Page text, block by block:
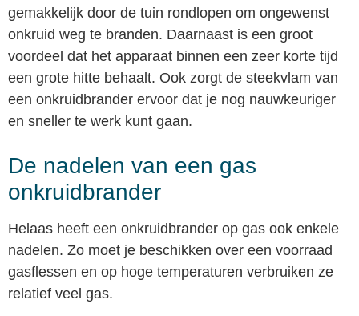
gemakkelijk door de tuin rondlopen om ongewenst
onkruid weg te branden. Daarnaast is een groot
voordeel dat het apparaat binnen een zeer korte tijd
een grote hitte behaalt. Ook zorgt de steekvlam van
een onkruidbrander ervoor dat je nog nauwkeuriger
en sneller te werk kunt gaan.
De nadelen van een gas
onkruidbrander
Helaas heeft een onkruidbrander op gas ook enkele
nadelen. Zo moet je beschikken over een voorraad
gasflessen en op hoge temperaturen verbruiken ze
relatief veel gas.